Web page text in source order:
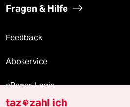
Fragen & Hilfe
Feedback
Aboservice
ePaper Login
taz zahl ich